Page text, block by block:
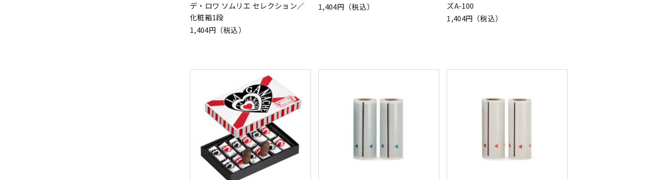
デ・ロワ ソムリエ セレクション／
化粧箱1段
1,404円（税込）
1,404円（税込）
ズA-100
1,404円（税込）